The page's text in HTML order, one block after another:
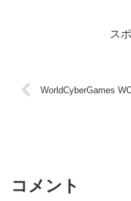
ス
WorldCyberGames
コメント